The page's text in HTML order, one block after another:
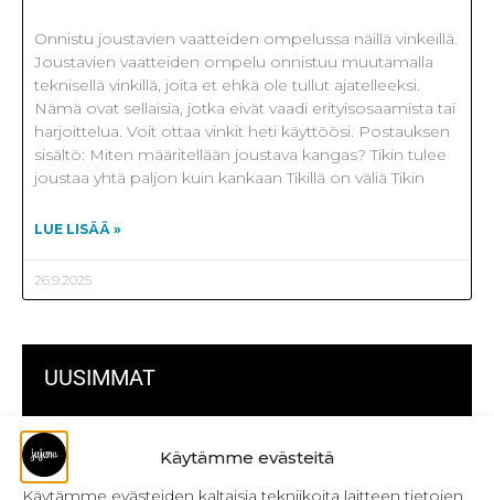
Käytämme evästeitä
Käytämme evästeiden kaltaisia tekniikoita laitteen tietojen
UUSIMMAT
Kulmikas pussukka kaava Särmä
Bokserikuminauhan ompelu
Onnistu joustavien vaatteiden ompelussa näillä vinkeillä.
Joustavien vaatteiden ompelu onnistuu muutamalla
teknisellä vinkillä, joita et ehkä ole tullut ajatelleeksi.
Nämä ovat sellaisia, jotka eivät vaadi erityisosaamista tai
harjoittelua. Voit ottaa vinkit heti käyttöösi. Postauksen
sisältö: Miten määritellään joustava kangas? Tikin tulee
joustaa yhtä paljon kuin kankaan Tikillä on väliä Tikin
LUE LISÄÄ »
26.9.2025